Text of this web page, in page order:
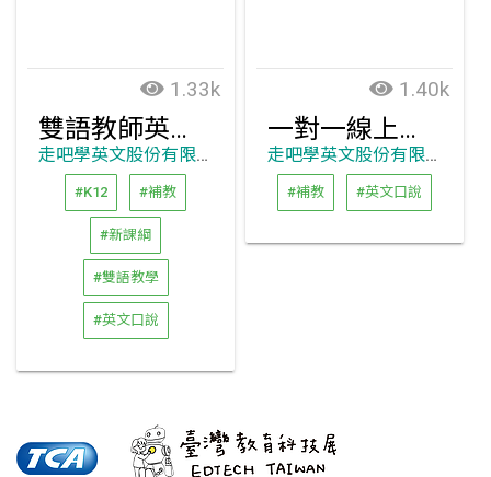
1.33k
雙語教師英文口說課程與自學系統
走吧學英文股份有限公司
#K12 #補教
#新課綱
#雙語教學
#英文口說
1.40k
一對一線上英文口說課程
走吧學英文股份有限公司
#補教 #英文口說